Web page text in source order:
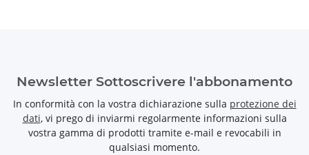
Newsletter Sottoscrivere l'abbonamento
In conformità con la vostra dichiarazione sulla protezione dei
dati, vi prego di inviarmi regolarmente informazioni sulla
vostra gamma di prodotti tramite e-mail e revocabili in
qualsiasi momento.